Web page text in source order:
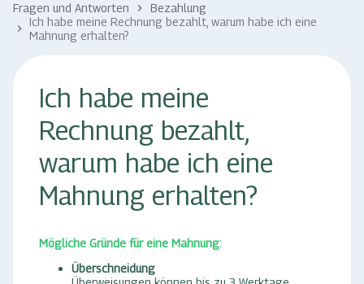
Fragen und Antworten keyboard_arrow_right Bezahlung
keyboard_arrow_right Ich habe meine Rechnung bezahlt, warum habe ich eine
Mahnung erhalten?
Ich habe meine
Rechnung bezahlt,
warum habe ich eine
Mahnung erhalten?
Mögliche Gründe für eine Mahnung:
Überschneidung